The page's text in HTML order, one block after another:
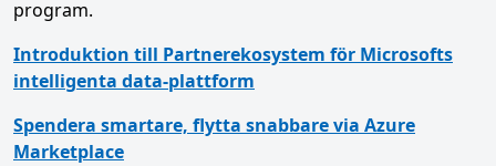
program.
Introduktion till Partnerekosystem för Microsofts
intelligenta data-plattform
Spendera smartare, flytta snabbare via Azure
Marketplace